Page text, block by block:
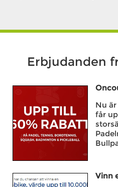
Erbjudanden
Nu
får
Vinn